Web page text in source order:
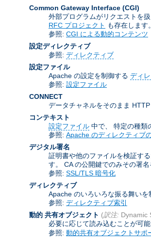
Common Gateway Interface (CGI)
外部プログラムがリクエストを
RFC プロジェクト も存在します。
参照: CGI による動的コンテンツ
設定ディレクティブ
参照: ディレクティブ
設定ファイル
Apache の設定を制御する ディ
参照: 設定ファイル
CONNECT
データチャネルをそのまま
コンテキスト
設定ファイル 中で、 特定の種類
参照: Apache のディレクティブ
デジタル署名
証明書や他のファイルを検証す
す。 CA の公開鍵でのみその署
参照: SSL/TLS 暗号化
ディレクティブ
Apache のいろいろな振る舞い
参照: ディレクティブ索引
動的 共有オブジェクト (訳注: Dynamic
必要に応じて読み込むことが可
参照: 動的共有オブジェクトサポ